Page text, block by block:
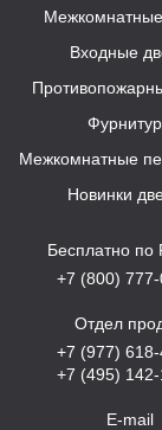
Входные
Межкомнатные
Новинки
Бесплатно по
+7 (800)
Отдел
+7 (977)
+7 (495)
E-mail